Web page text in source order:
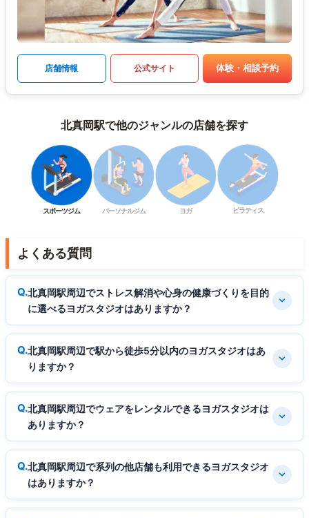
店舗情報 公式サイト 体験・相談予約
北真岡駅で他のジャンルの店舗を探す
スポーツジム パーソナルジム ヨガ ピラティス
よくある質問
北真岡駅周辺でストレス解消や心身の健康づくりを目的
に選べるヨガスタジオはありますか？
北真岡駅周辺で駅から徒歩5分以内のヨガスタジオはあ
りますか？
北真岡駅周辺でウェアをレンタルできるヨガスタジオは
ありますか？
北真岡駅周辺で系列の他店舗も利用できるヨガスタジオ
はありますか？